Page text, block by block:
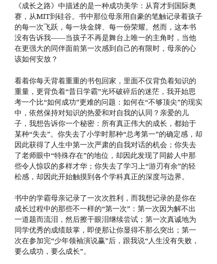
《成长之路》中描述的是一种成功美学：从育才到国际奥
赛，从MIT到硅谷。书中那位母亲用自豪的笔触记录着孩子
的每一次飞跃，每一块金牌、每一份荣耀。然而，这本书
没有告诉我——当孩子不再是舞台上唯一的主角时，当他
在更强大的同伴面前第一次感到自己的有限时，母亲的心
该如何安放？
看着你每天背着重重的书包回家，里面不仅背负着知识的
重量，更背负着“昔日学霸”光环破碎后的迷茫，我开始思
考一个比“如何成功”更难的问题：如何在“不够顶尖”的现实
中，依然保持对知识的热爱和对自我的认同？亲爱的儿
子，我想告诉你一个秘密：所有真正伟大的成长，都始于
某种“失去”。你失去了小学时那种“总考第一”的确定感，却
因此获得了人生中第一次严肃的自我对话的机会；你失去
了老师眼中“特殊存在”的地位，却因此发现了同龄人中那
些令人惊叹的多样才华；你失去了学习上“游刃有余”的轻
松感，却因此开始触摸到各个学科真正的深度与边界。
书中的学霸母亲记录了一次次胜利，而我想记录的是你在
成长过程中的那些不一样的“第一次”：第一次因为解不出
一道题而流泪，然后擦干眼泪继续尝试；第一次真诚地为
同学优秀的成绩鼓掌，即使那让你显得不那么突出；第一
次在参加完“少年领袖演说赢”后，跟我说“人生没有失败，
要么成功，要么成长”。